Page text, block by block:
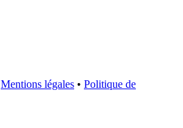
Mentions légales • Politique de